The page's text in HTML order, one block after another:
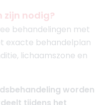
zijn nodig?
behandelingen met
exacte behandelplan
lichaamszone en
worden